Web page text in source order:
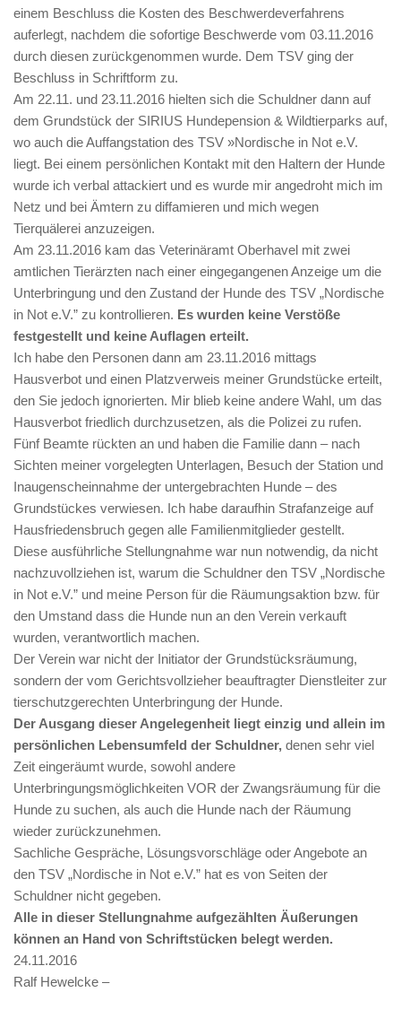
einem Beschluss die Kosten des Beschwerdeverfahrens
auferlegt, nachdem die sofortige Beschwerde vom 03.11.2016
durch diesen zurückgenommen wurde. Dem TSV ging der
Beschluss in Schriftform zu.
Am 22.11. und 23.11.2016 hielten sich die Schuldner dann auf
dem Grundstück der SIRIUS Hundepension & Wildtierparks auf,
wo auch die Auffangstation des TSV »Nordische in Not e.V.
liegt. Bei einem persönlichen Kontakt mit den Haltern der Hunde
wurde ich verbal attackiert und es wurde mir angedroht mich im
Netz und bei Ämtern zu diffamieren und mich wegen
Tierquälerei anzuzeigen.
Am 23.11.2016 kam das Veterinäramt Oberhavel mit zwei
amtlichen Tierärzten nach einer eingegangenen Anzeige um die
Unterbringung und den Zustand der Hunde des TSV „Nordische
in Not e.V.” zu kontrollieren. Es wurden keine Verstöße
festgestellt und keine Auflagen erteilt.
Ich habe den Personen dann am 23.11.2016 mittags
Hausverbot und einen Platzverweis meiner Grundstücke erteilt,
den Sie jedoch ignorierten. Mir blieb keine andere Wahl, um das
Hausverbot friedlich durchzusetzen, als die Polizei zu rufen.
Fünf Beamte rückten an und haben die Familie dann – nach
Sichten meiner vorgelegten Unterlagen, Besuch der Station und
Inaugenscheinnahme der untergebrachten Hunde – des
Grundstückes verwiesen. Ich habe daraufhin Strafanzeige auf
Hausfriedensbruch gegen alle Familienmitglieder gestellt.
Diese ausführliche Stellungnahme war nun notwendig, da nicht
nachzuvollziehen ist, warum die Schuldner den TSV „Nordische
in Not e.V.” und meine Person für die Räumungsaktion bzw. für
den Umstand dass die Hunde nun an den Verein verkauft
wurden, verantwortlich machen.
Der Verein war nicht der Initiator der Grundstücksräumung,
sondern der vom Gerichtsvollzieher beauftragter Dienstleiter zur
tierschutzgerechten Unterbringung der Hunde.
Der Ausgang dieser Angelegenheit liegt einzig und allein im
persönlichen Lebensumfeld der Schuldner, denen sehr viel
Zeit eingeräumt wurde, sowohl andere
Unterbringungsmöglichkeiten VOR der Zwangsräumung für die
Hunde zu suchen, als auch die Hunde nach der Räumung
wieder zurückzunehmen.
Sachliche Gespräche, Lösungsvorschläge oder Angebote an
den TSV „Nordische in Not e.V.” hat es von Seiten der
Schuldner nicht gegeben.
Alle in dieser Stellungnahme aufgezählten Äußerungen
können an Hand von Schriftstücken belegt werden.
24.11.2016
Ralf Hewelcke –